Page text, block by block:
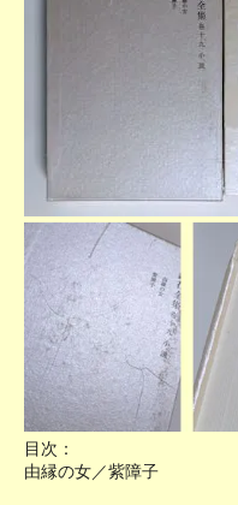
目次：
由縁の女／紫障子